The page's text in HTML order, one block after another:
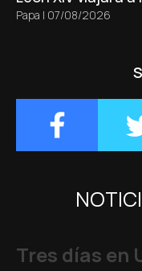
Papa | 07/08/2026
Tres días en